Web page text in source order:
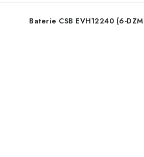
Baterie CSB EVH12240 (6-